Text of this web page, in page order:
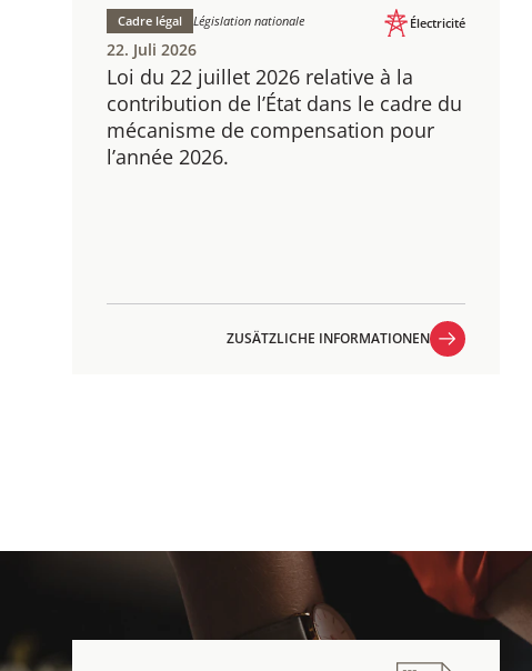
Loi du 22 juillet 2026 relative à la
contribution de l’État dans le cadre du
mécanisme de compensation pour
l’année 2026.
Cadre légal Législation nationale Électricité
22. Juli 2026
ZUSÄTZLICHE INFORMATIONEN